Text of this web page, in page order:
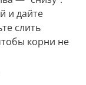
и дайте
слить
корни не